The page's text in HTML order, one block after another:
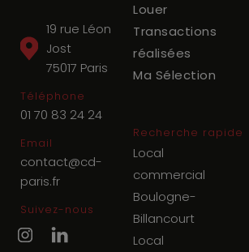
19 rue Léon
Jost
75017 Paris
Téléphone
01 70 83 24 24
Email
contact@cd-
paris.fr
Suivez-nous
Louer
Transactions
réalisées
Ma Sélection
Recherche rapide
Local
commercial
Boulogne-
Billancourt
Local